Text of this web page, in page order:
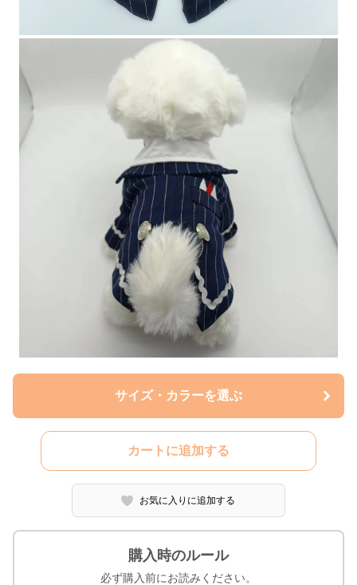
サイズ・カラーを選ぶ
カートに追加する
お気に入りに追加する
購入時のルール
必ず購入前にお読みください。